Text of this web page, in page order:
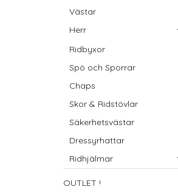
Västar
Herr
Ridbyxor
Spö och Sporrar
Chaps
Skor & Ridstövlar
Säkerhetsvästar
Dressyrhattar
Ridhjälmar
OUTLET !